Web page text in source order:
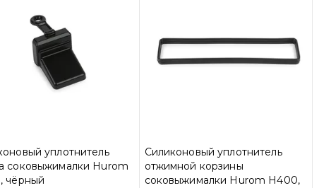
уплотнитель
соковыжималки Hurom
чёрный
Силиконовый уплотнитель
отжимной корзины
соковыжималки Hurom H400,